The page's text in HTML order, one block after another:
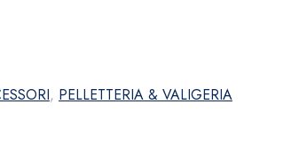
, PELLETTERIA & VALIGERIA